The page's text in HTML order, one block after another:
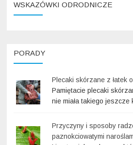
WSKAZÓWKI ODRODNICZE
PORADY
Plecaki skórzane z łatek
Pamiętacie plecaki
nie miała takiego
Przyczyny i sposoby
paznokciowatymi